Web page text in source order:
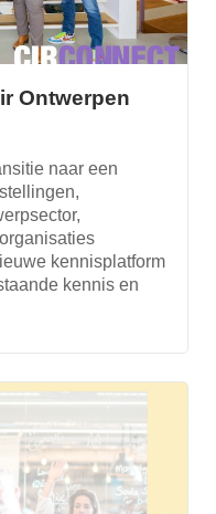
Ontwerpen
naar een
kennisplatform
kennis en